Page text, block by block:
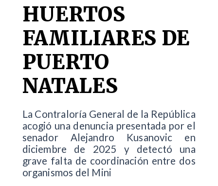
HUERTOS
FAMILIARES DE
PUERTO
NATALES
La Contraloría General de la República
acogió una denuncia presentada por el
senador Alejandro Kusanovic en
diciembre de 2025 y detectó una
grave falta de coordinación entre dos
organismos del Mini